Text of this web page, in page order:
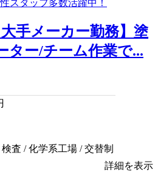
大手メーカー勤務】塗
ター/チーム作業で...
査 / 化学系工場 / 交替制
詳細を表示